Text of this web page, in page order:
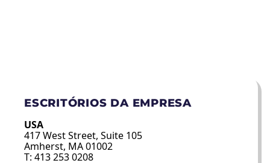
ESCRITÓRIOS DA EMPRESA
USA
417 West Street, Suite 105
Amherst, MA 01002
T: 413 253 0208